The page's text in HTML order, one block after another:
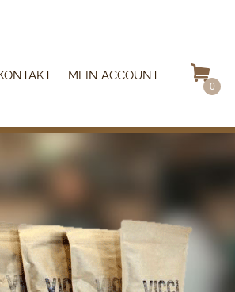
MEIN ACCOUNT
0